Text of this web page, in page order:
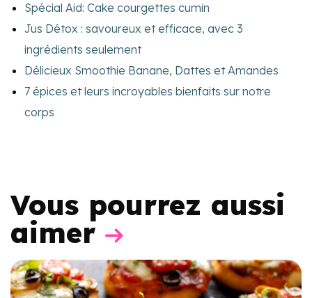
Spécial Aid: Cake courgettes cumin
Jus Détox : savoureux et efficace, avec 3
ingrédients seulement
Délicieux Smoothie Banane, Dattes et Amandes
7 épices et leurs incroyables bienfaits sur notre
corps
Vous pourrez aussi
aimer